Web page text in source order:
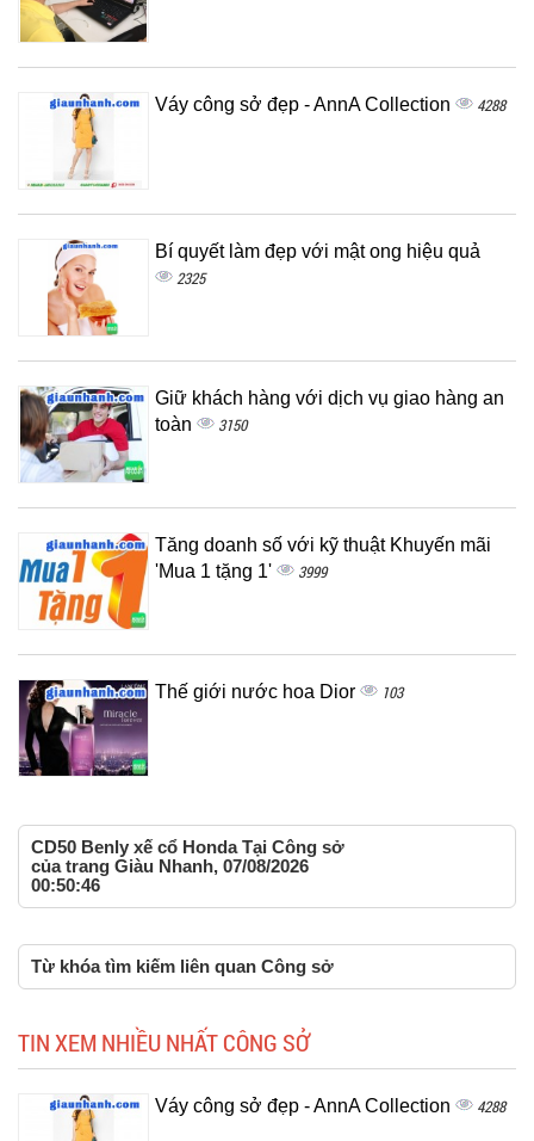
Váy công sở đẹp - AnnA Collection 4288
Bí quyết làm đẹp với mật ong hiệu quả
2325
Giữ khách hàng với dịch vụ giao hàng an
toàn
3150
Tăng doanh số với kỹ thuật Khuyến mãi
'Mua 1 tặng 1'
3999
Thế giới nước hoa Dior 103
CD50 Benly xế cổ Honda Tại Công sở
của trang Giàu Nhanh, 07/08/2026
00:50:46
Từ khóa tìm kiếm liên quan Công sở
TIN XEM NHIỀU NHẤT CÔNG SỞ
Váy công sở đẹp - AnnA Collection 4288